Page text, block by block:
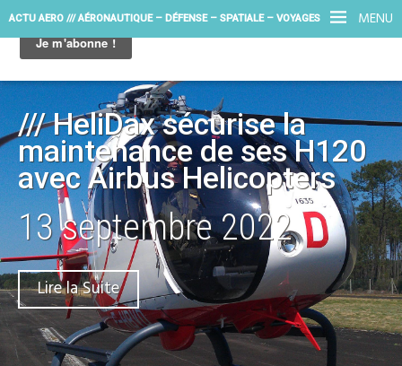
MENU
ACTU AERO /// AÉRONAUTIQUE – DÉFENSE – SPATIALE – VOYAGES
/// HeliDax sécurise la
maintenance de ses H120
avec Airbus Helicopters
13 septembre 2022
Lire la Suite